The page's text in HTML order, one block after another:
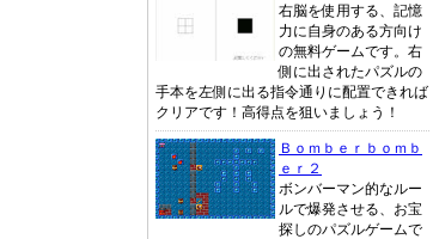
右脳を使用する、記憶
力に自身のある方向け
の無料ゲームです。右
側に出されたパズルの
手本を左側に出る指令通りに配置できれば
クリアです！高得点を狙いましょう！
Ｂｏｍｂｅｒｂｏｍｂ
ｅｒ２
ボンバーマン的なルー
ルで爆発させる、お宝
探しのパズルゲームで